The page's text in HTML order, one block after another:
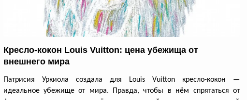
Кресло-кокон Louis Vuitton: цена убежища от
внешнего мира
Патрисия Уркиола создала для Louis Vuitton кресло-кокон —
идеальное убежище от мира. Правда, чтобы в нём спрятаться от